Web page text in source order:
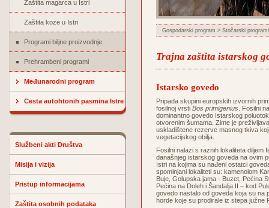
Zaštita magarca u Istri
Zaštita koze u Istri
Programi biljne proizvodnje
Prehrambeni programi
Međunarodni program
Cesta autohtonih pasmina Istre
Službeni akti Društva
Misija i vizija
Pristup informacijama
Zaštita osobnih podataka
Gospodarski program > Stočarski programi
Trajna zaštita istarskog
Istarsko govedo
Pripada skupini europskih izvornih
fosilnoj vrsti Bos primigenius . Fosilni
dominantno govedo Istarskog
otvorenim šumama. Zime je
uskladištene rezerve masnog tkiva
vegetacijskog obilja.
Fosilni nalazi s raznih lokaliteta
današnjeg istarskog goveda na ovim
Istri na kojima su nađeni ostatci
spominjani lokaliteti su: kamenolom
Buje, Golupska jama - Buzet, Pećina
Pećina na Doleh i Šandalja II – kod
govedo nastalo od goveda koja su na
horde koje su prodirale iz stepa južne